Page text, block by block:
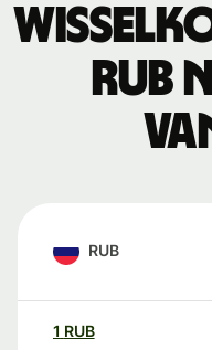
RUB
RUB
1 RUB